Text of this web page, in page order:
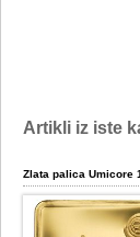
Artikli iz iste
Zlata palica Umicore